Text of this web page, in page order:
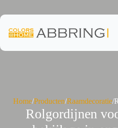
de
inhoud
Home/Producten/Raamdecoratie/
Rolgordijnen